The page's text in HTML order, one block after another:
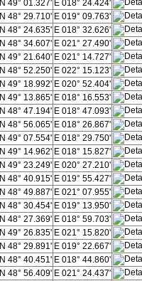
N 49° 01.327' E 018° 24.424'
N 48° 29.710' E 019° 09.763'
N 48° 24.635' E 018° 32.626'
N 48° 34.607' E 021° 27.490'
N 49° 21.640' E 021° 14.727'
N 48° 52.250' E 022° 15.123'
N 49° 18.992' E 020° 52.404'
N 49° 13.865' E 018° 16.553'
N 48° 47.194' E 018° 47.093'
N 48° 56.065' E 018° 26.867'
N 49° 07.554' E 018° 29.750'
N 49° 14.962' E 018° 15.827'
N 49° 23.249' E 020° 27.210'
N 48° 40.915' E 019° 55.427'
N 48° 49.887' E 021° 07.955'
N 48° 30.454' E 019° 13.950'
N 48° 27.369' E 018° 59.703'
N 49° 26.835' E 021° 15.820'
N 48° 29.891' E 019° 22.667'
N 48° 40.451' E 018° 44.860'
N 48° 56.409' E 021° 24.437'